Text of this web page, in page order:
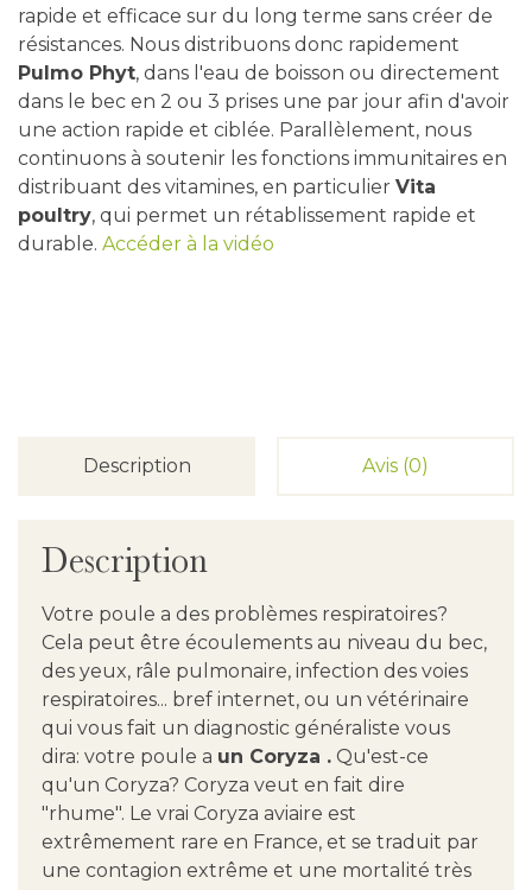
rapide et efficace sur du long terme sans créer de
résistances. Nous distribuons donc rapidement
Pulmo Phyt, dans l'eau de boisson ou directement
dans le bec en 2 ou 3 prises une par jour afin d'avoir
une action rapide et ciblée. Parallèlement, nous
continuons à soutenir les fonctions immunitaires en
distribuant des vitamines, en particulier Vita
poultry, qui permet un rétablissement rapide et
durable. Accéder à la vidéo
Description Avis (0)
Description
Votre poule a des problèmes respiratoires?
Cela peut être écoulements au niveau du bec,
des yeux, râle pulmonaire, infection des voies
respiratoires... bref internet, ou un vétérinaire
qui vous fait un diagnostic généraliste vous
dira: votre poule a un Coryza . Qu'est-ce
qu'un Coryza? Coryza veut en fait dire
"rhume". Le vrai Coryza aviaire est
extrêmement rare en France, et se traduit par
une contagion extrême et une mortalité très